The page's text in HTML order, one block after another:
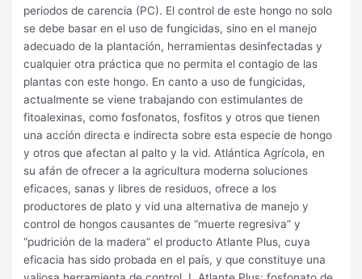
periodos de carencia (PC). El control de este hongo no solo
se debe basar en el uso de fungicidas, sino en el manejo
adecuado de la plantación, herramientas desinfectadas y
cualquier otra práctica que no permita el contagio de las
plantas con este hongo. En canto a uso de fungicidas,
actualmente se viene trabajando con estimulantes de
fitoalexinas, como fosfonatos, fosfitos y otros que tienen
una acción directa e indirecta sobre esta especie de hongo
y otros que afectan al palto y la vid. Atlántica Agrícola, en
su afán de ofrecer a la agricultura moderna soluciones
eficaces, sanas y libres de residuos, ofrece a los
productores de plato y vid una alternativa de manejo y
control de hongos causantes de “muerte regresiva” y
“pudrición de la madera” el producto Atlante Plus, cuya
eficacia has sido probada en el país, y que constituye una